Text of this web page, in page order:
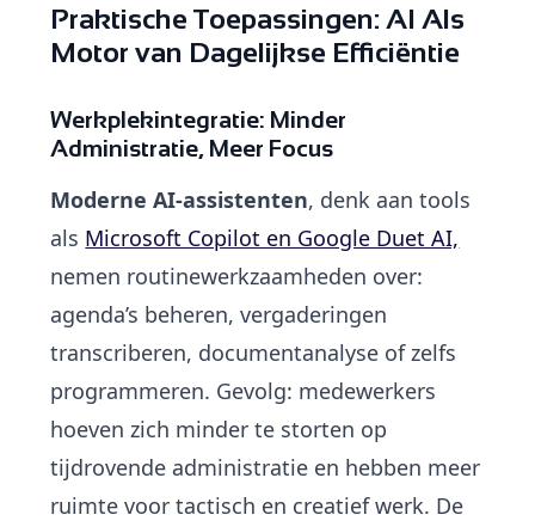
Praktische Toepassingen: AI Als
Motor van Dagelijkse Efficiëntie
Werkplekintegratie: Minder
Administratie, Meer Focus
Moderne AI-assistenten, denk aan tools
als Microsoft Copilot en Google Duet AI,
nemen routinewerkzaamheden over:
agenda’s beheren, vergaderingen
transcriberen, documentanalyse of zelfs
programmeren. Gevolg: medewerkers
hoeven zich minder te storten op
tijdrovende administratie en hebben meer
ruimte voor tactisch en creatief werk. De